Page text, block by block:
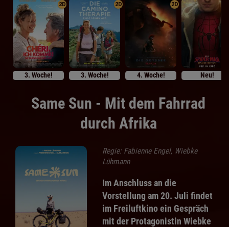
2D
3. Woche!
2D
3. Woche!
2D
4. Woche! Neu!
Same Sun - Mit dem Fahrrad
durch Afrika
Regie: Fabienne Engel, Wiebke
Lühmann
Im Anschluss an die
Vorstellung am 20. Juli findet
im Freiluftkino ein Gespräch
mit der Protagonistin Wiebke